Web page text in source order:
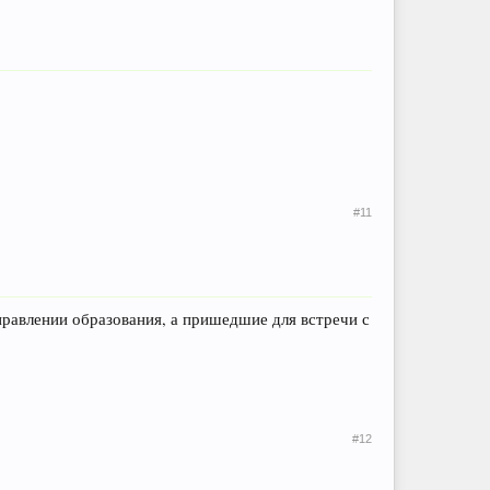
#11
образования, а пришедшие для встречи с
#12